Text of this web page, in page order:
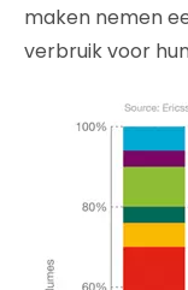
maken nemen
verbruik voor